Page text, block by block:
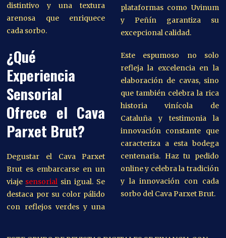
distintivo y una textura
arenosa que enriquece
cada sorbo.
¿Qué
Experiencia
Sensorial
Ofrece el Cava
Parxet Brut?
Degustar el Cava Parxet
Brut es embarcarse en un
viaje sensorial sin igual. Se
destaca por su color pálido
con reflejos verdes y una
plataformas como Uvinum
y Peñín garantiza su
excepcional calidad.
Este espumoso no solo
refleja la excelencia en la
elaboración de cavas, sino
que también celebra la rica
historia vinícola de
Cataluña y testimonia la
innovación constante que
caracteriza a esta bodega
centenaria. Haz tu pedido
online y celebra la tradición
y la innovación con cada
sorbo del Cava Parxet Brut.